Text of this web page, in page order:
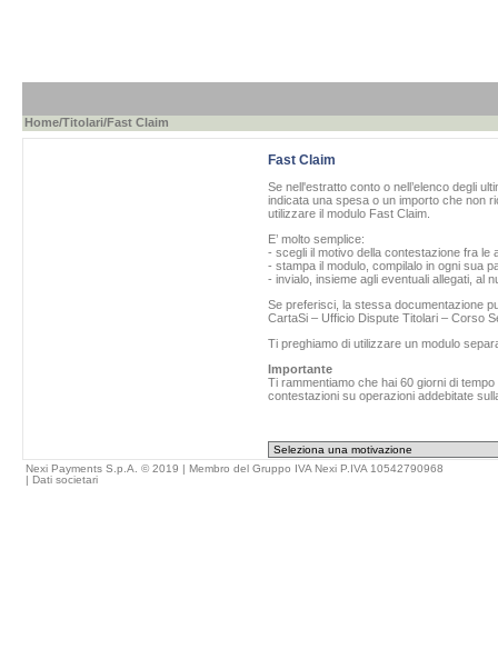
Home/Titolari/Fast Claim
Fast Claim
Se nell'estratto conto o nell’elenco degli
indicata una spesa o un importo che non
utilizzare il modulo Fast Claim.
E’ molto semplice:
- scegli il motivo della contestazione fra le
- stampa il modulo, compilalo in ogni sua
- invialo, insieme agli eventuali allegati, al
Se preferisci, la stessa documentazione
CartaSi – Ufficio Dispute Titolari – Corso
Ti preghiamo di utilizzare un modulo
Importante
Ti rammentiamo che hai 60 giorni di
contestazioni su operazioni addebitate
Nexi Payments S.p.A. © 2019 | Membro del Gruppo IVA Nexi P.IVA 10542790968
| Dati societari